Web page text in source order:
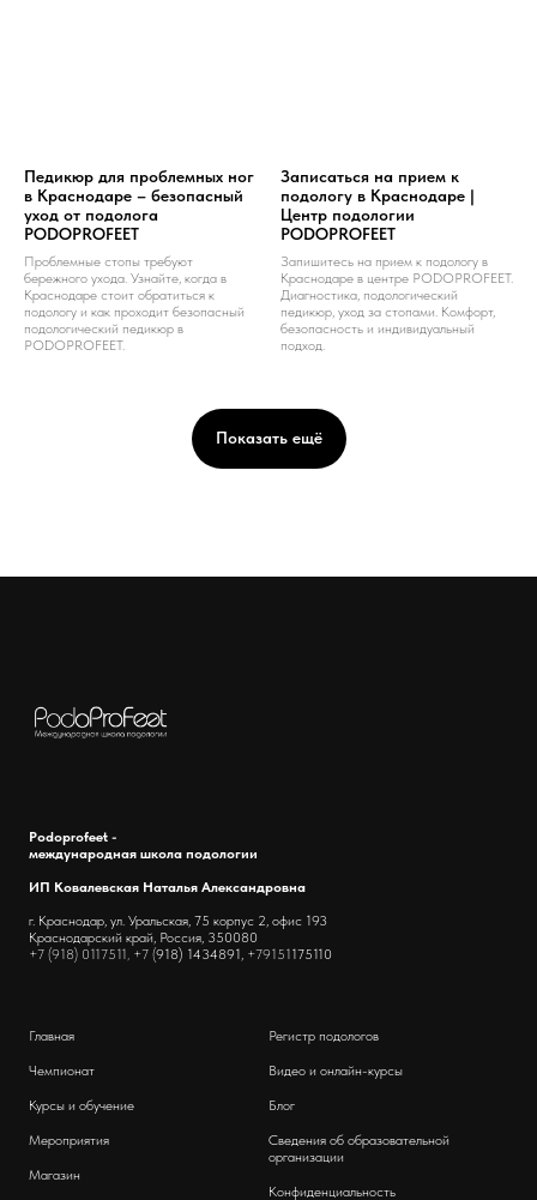
Педикюр для проблемных ног
в Краснодаре – безопасный
уход от подолога
PODOPROFEET
Проблемные стопы требуют
бережного ухода. Узнайте, когда в
Краснодаре стоит обратиться к
подологу и как проходит безопасный
подологический педикюр в
PODOPROFEET.
Записаться на прием к
подологу в Краснодаре |
Центр подологии
PODOPROFEET
Запишитесь на прием к подологу в
Краснодаре в центре PODOPROFEET.
Диагностика, подологический
педикюр, уход за стопами. Комфорт,
безопасность и индивидуальный
подход.
Показать ещё
Podoprofeet -
международная школа подологии
ИП Ковалевская Наталья Александровна
г. Краснодар, ул. Уральская, 75 корпус 2, офис 193
Краснодарский край, Россия, 350080
+7 (918) 0117511, +7 (918) 1434891, +79151175110
Главная
Чемпионат
Курсы и обучение
Мероприятия
Магазин
Регистр подологов
Видео и онлайн-курсы
Блог
Сведения об образовательной
организации
Конфиденциальность